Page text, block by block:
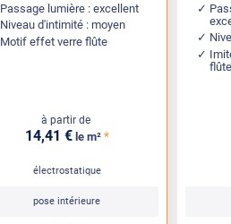
Passage lumière : excellent
Niveau d'intimité : moyen
Motif effet verre flûte
à partir de
14,41 € le m² *
électrostatique
pose intérieure